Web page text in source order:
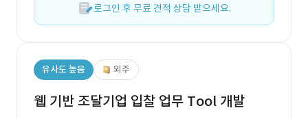
로그인 후 무료 견적 상담 받으세요.
유사도 높음 외주
웹 기반 조달기업 입찰 업무 Tool 개발